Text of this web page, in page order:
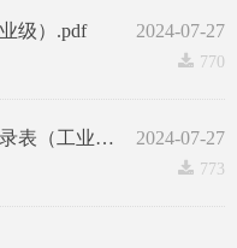
2024-07-27
级）.pdf
끂 770
2024-07-27
镇发珠光母粒与珠光沙目录表（工业级）.pdf
끂 773